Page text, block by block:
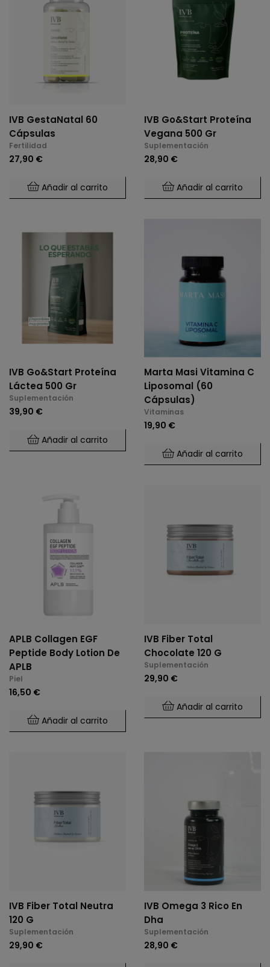
IVB GestaNatal 60
Cápsulas
Fertilidad
27,90 €
Añadir al carrito
IVB Go&Start Proteína
Vegana 500 Gr
Suplementación
28,90 €
Añadir al carrito
IVB Go&Start Proteína
Láctea 500 Gr
Suplementación
39,90 €
Añadir al carrito
Marta Masi Vitamina C
Liposomal (60
Cápsulas)
Vitaminas
19,90 €
Añadir al carrito
APLB Collagen EGF
Peptide Body Lotion De
APLB
Piel
16,50 €
Añadir al carrito
IVB Fiber Total
Chocolate 120 G
Suplementación
29,90 €
Añadir al carrito
IVB Fiber Total Neutra
120 G
Suplementación
29,90 €
IVB Omega 3 Rico En
Dha
Suplementación
28,90 €